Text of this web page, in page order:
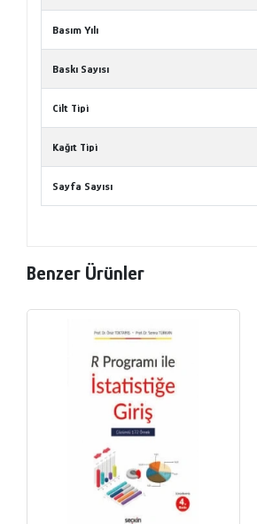
Basım Yılı
Baskı Sayısı
Cilt Tipi
Kağıt Tipi
Sayfa Sayısı
Benzer Ürünler